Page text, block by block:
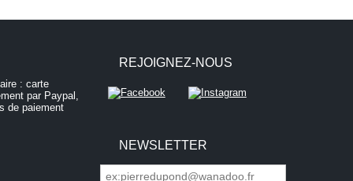
REJOIGNEZ-NOUS
NEWSLETTER